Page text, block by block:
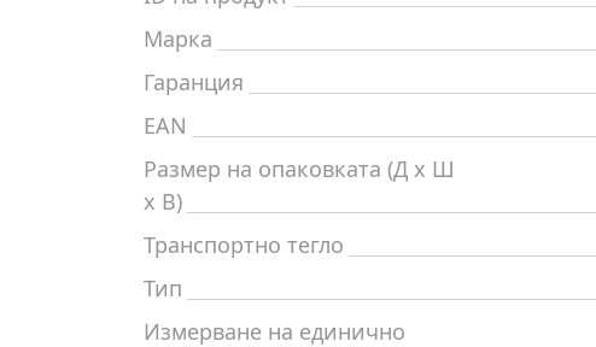
Марка
Гаранция
EAN
Размер на опаковката (Д x Ш
x В)
Транспортно тегло
Тип
Измерване на единично